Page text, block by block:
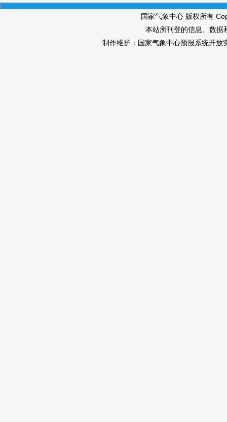
国家气象中心 版权所有
本站所刊登的信息、数据
制作维护：国家气象中心预报系统开